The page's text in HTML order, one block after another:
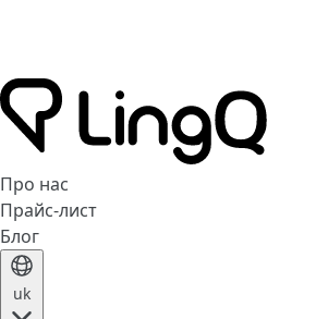
Про нас
Прайс-лист
Блог
uk